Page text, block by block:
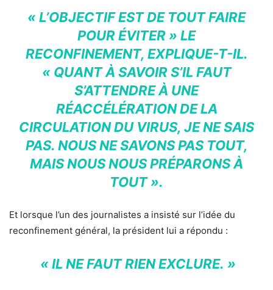
« L’OBJECTIF EST DE TOUT FAIRE
POUR ÉVITER » LE
RECONFINEMENT, EXPLIQUE-T-IL.
« QUANT À SAVOIR S’IL FAUT
S’ATTENDRE À UNE
RÉACCÉLÉRATION DE LA
CIRCULATION DU VIRUS, JE NE SAIS
PAS. NOUS NE SAVONS PAS TOUT,
MAIS NOUS NOUS PRÉPARONS À
TOUT ».
Et lorsque l’un des journalistes a insisté sur l’idée du
reconfinement général, la président lui a répondu :
« IL NE FAUT RIEN EXCLURE. »